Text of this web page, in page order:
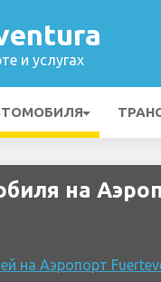
и услугах
на
на Аэропорт